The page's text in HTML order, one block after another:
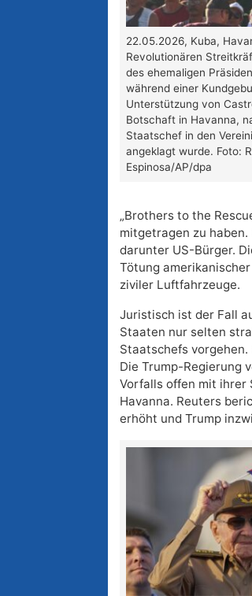
22.05.2026, Kuba,
Revolutionären
des ehemaligen
während einer
Unterstützung von
Botschaft in Havanna,
Staatschef in den
angeklagt wurde. Foto:
Espinosa/AP/dpa
„Brothers to the
mitgetragen zu
darunter US-Bürger.
Tötung
ziviler Luftfahrzeuge.
Juristisch ist der Fall
Staaten nur selten
Staatschefs
Die Trump-Regierung
Vorfalls offen mit ihrer
Havanna. Reuters
erhöht und Trump